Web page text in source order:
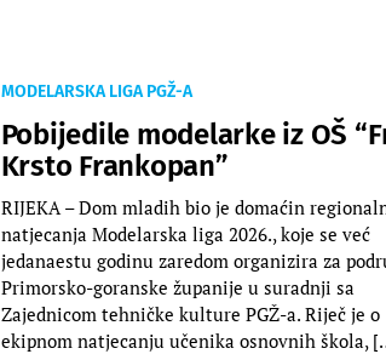
MODELARSKA LIGA PGŽ-A
Pobijedile modelarke iz OŠ
Krsto Frankopan”
RIJEKA – Dom mladih bio je domaćin
natjecanja Modelarska liga 2026., koje se već
jedanaestu godinu zaredom organizira za
Primorsko-goranske županije u suradnji sa
Zajednicom tehničke kulture PGŽ-a. Riječ je o
ekipnom natjecanju učenika osnovnih škola,